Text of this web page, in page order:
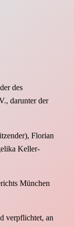
des
darunter der
Florian
Keller-
München
verpflichtet, an